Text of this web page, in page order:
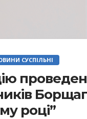
СУСПІЛЬНІ
році”